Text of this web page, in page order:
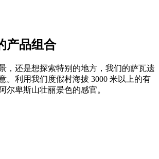
产品组合
，还是想探索特别的地方，我们的萨瓦遗
。利用我们度假村海拔 3000 米以上的有
尔卑斯山壮丽景色的感官。